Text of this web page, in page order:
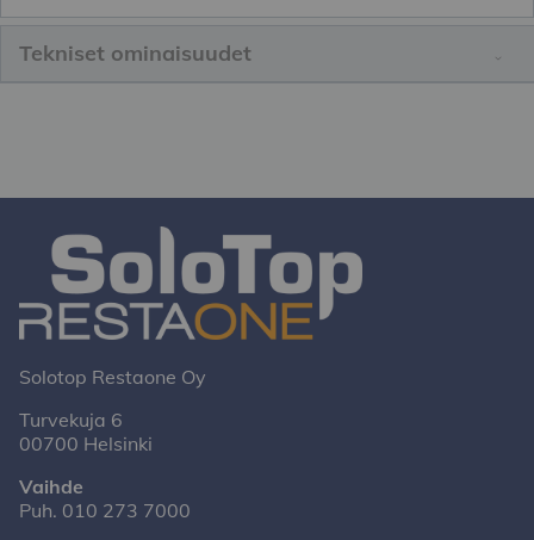
Tekniset ominaisuudet
Solotop Restaone Oy
Turvekuja 6
00700 Helsinki
Vaihde
Puh. 010 273 7000